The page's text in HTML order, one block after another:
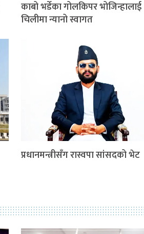
काबो भर्डेका गोलकिपर भोजिन्हालाई
चिलीमा न्यानो स्वागत
प्रधानमन्त्रीसँग रास्वपा सांसदको भेट